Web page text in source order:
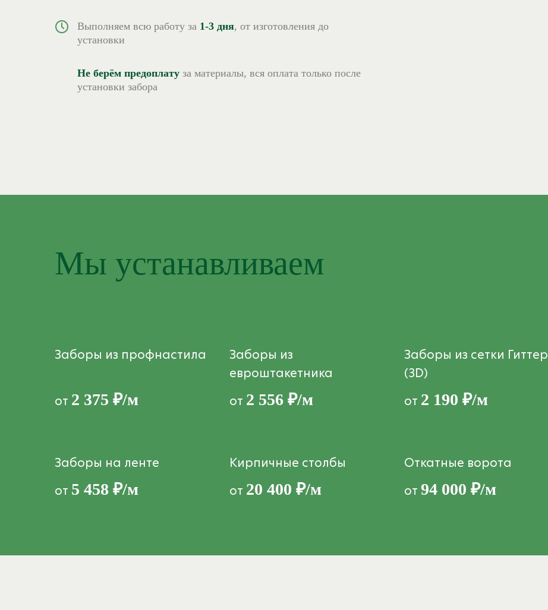
Выполняем всю работу за 1-3 дня, от изготовления до
установки
Не берём предоплату за материалы, вся оплата только после
установки забора
Мы устанавливаем
Заборы из профнастила
от 2 375 ₽/м
Заборы из
евроштакетника
от 2 556 ₽/м
Заборы из сетки Гиттер
(3D)
от 2 190 ₽/м
Заборы на ленте
от 5 458 ₽/м
Кирпичные столбы
от 20 400 ₽/м
Откатные ворота
от 94 000 ₽/м